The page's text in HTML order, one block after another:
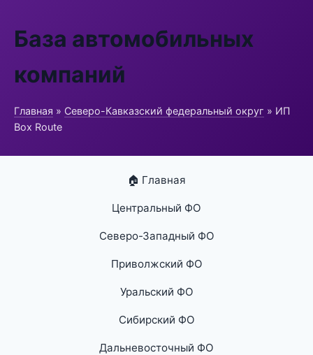
База автомобильных
компаний
Главная » Северо-Кавказский федеральный округ » ИП
Box Route
🏠 Главная
Центральный ФО
Северо-Западный ФО
Приволжский ФО
Уральский ФО
Сибирский ФО
Дальневосточный ФО